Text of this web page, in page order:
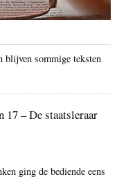
blijven sommige teksten
17 – De staatsleraar
ging de bediende eens